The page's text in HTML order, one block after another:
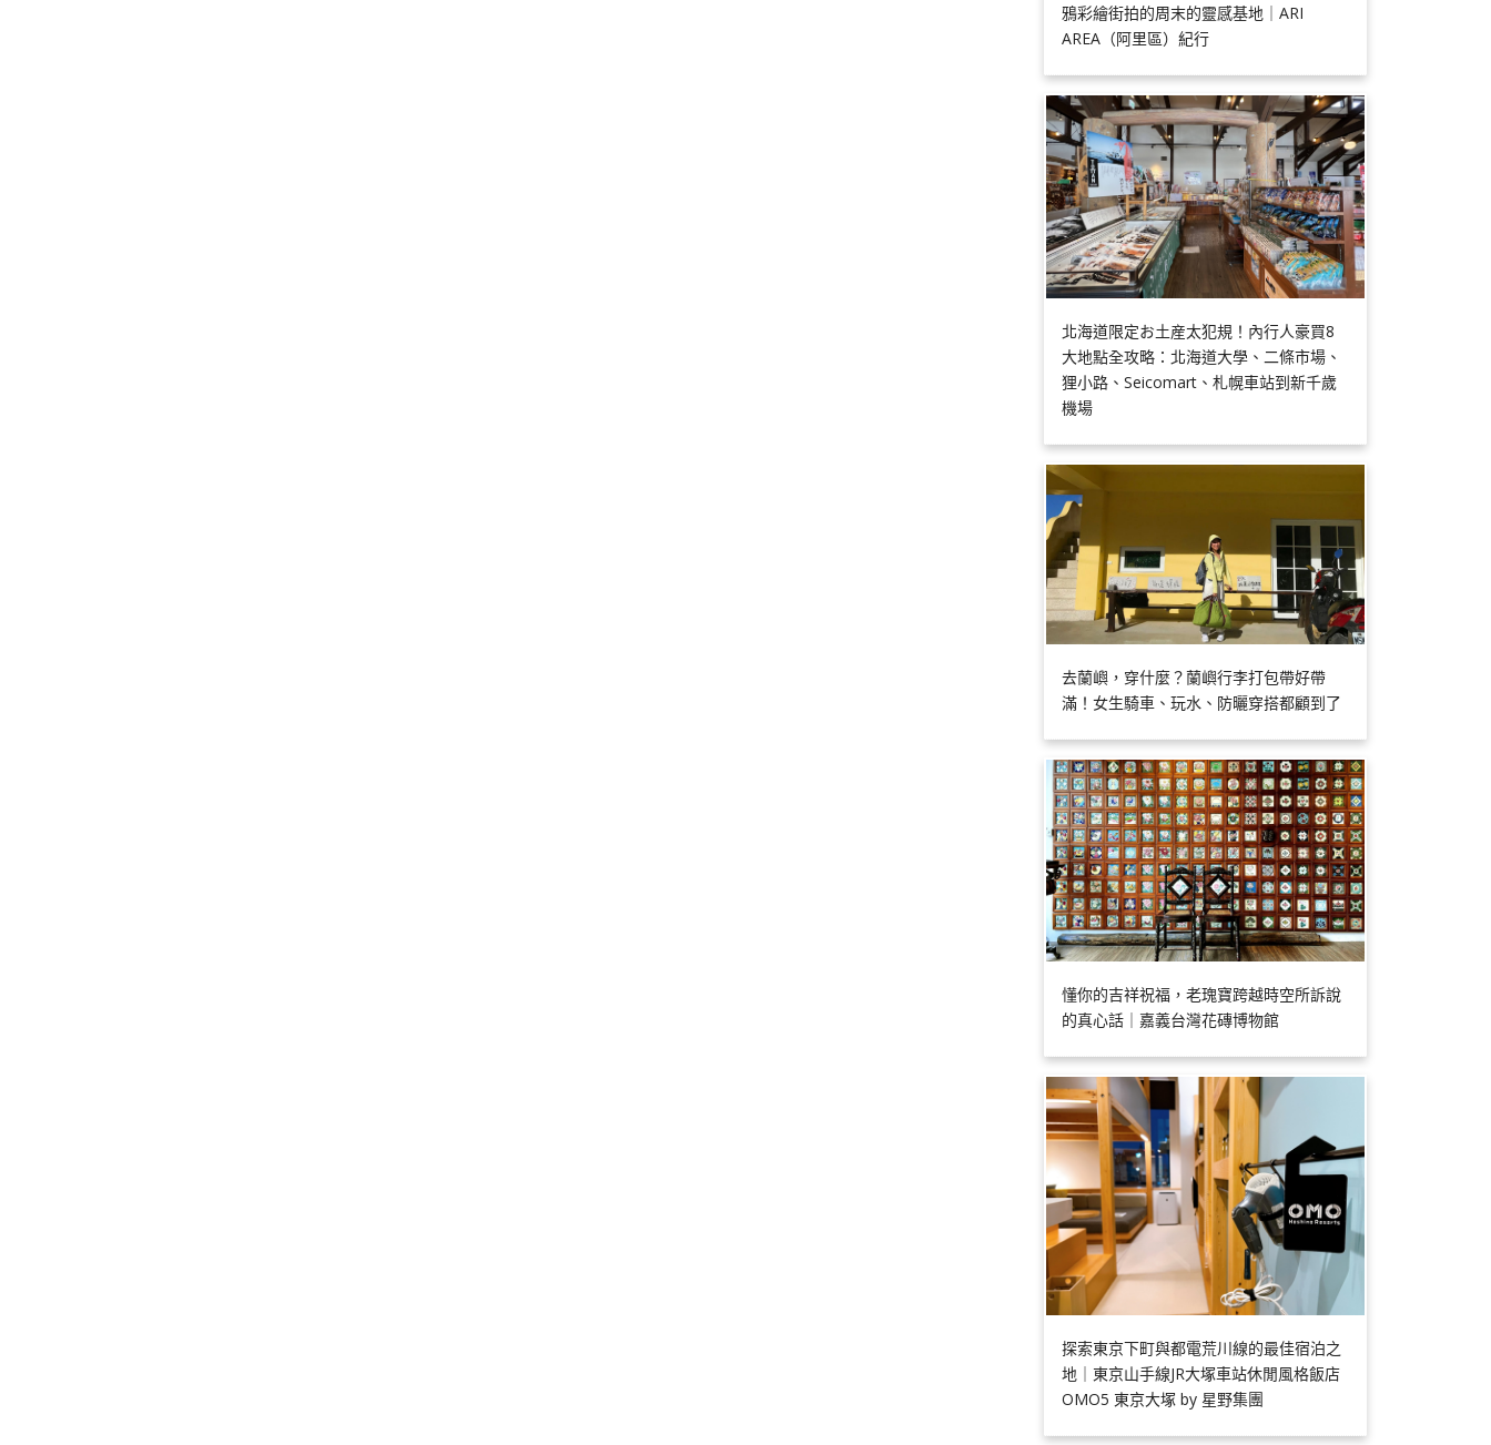
鴉彩繪街拍的周末的靈感基地｜ARI
AREA（阿里區）紀行
北海道限定お土産太犯規！內行人豪買8
大地點全攻略：北海道大學、二條市場、
狸小路、Seicomart、札幌車站到新千歲
機場
去蘭嶼，穿什麼？蘭嶼行李打包帶好帶
滿！女生騎車、玩水、防曬穿搭都顧到了
懂你的吉祥祝福，老瑰寶跨越時空所訴說
的真心話｜嘉義台灣花磚博物館
探索東京下町與都電荒川線的最佳宿泊之
地｜東京山手線JR大塚車站休閒風格飯店
OMO5 東京大塚 by 星野集團